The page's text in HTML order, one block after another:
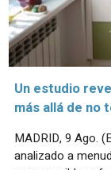
Un estudio
más allá de no
MADRID, 9 Ago.
analizado a